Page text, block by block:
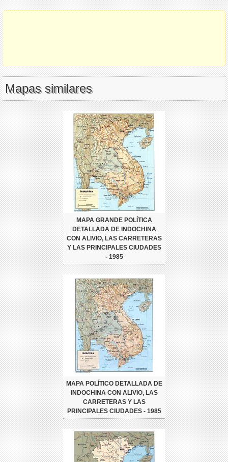
Mapas similares
MAPA GRANDE POLÍTICA
DETALLADA DE INDOCHINA
CON ALIVIO, LAS CARRETERAS
Y LAS PRINCIPALES CIUDADES
- 1985
MAPA POLÍTICO DETALLADA DE
INDOCHINA CON ALIVIO, LAS
CARRETERAS Y LAS
PRINCIPALES CIUDADES - 1985